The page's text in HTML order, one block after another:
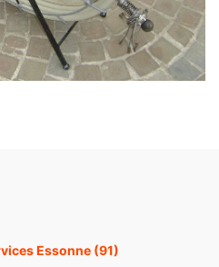
Essonne (91)